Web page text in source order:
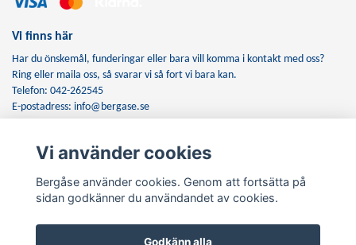
Vi finns här
Har du önskemål, funderingar eller bara vill komma i kontakt med oss?
Ring eller maila oss, så svarar vi så fort vi bara kan.
Telefon: 042-262545
E-postadress: info@bergase.se
Anmäl dig till vårt nyhetsbrev
Prenumerera
Vi använder cookies
Bergåse använder cookies. Genom att fortsätta på
sidan godkänner du användandet av cookies.
Godkänn alla